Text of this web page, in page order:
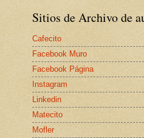
Sitios de Archivo de
Cafecito
Facebook Muro
Facebook Página
Instagram
Linkedin
Matecito
Mofler